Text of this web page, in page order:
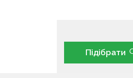
Підібрати